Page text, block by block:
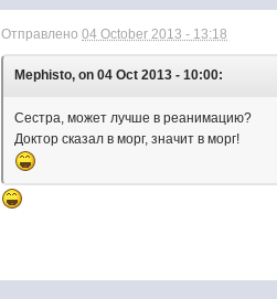
Отправлено04 October 2013 - 13:18
Mephisto, on 04 Oct 2013 - 10:00:
Сестра, может лучше в реанимацию?
Доктор сказал в морг, значит в морг!